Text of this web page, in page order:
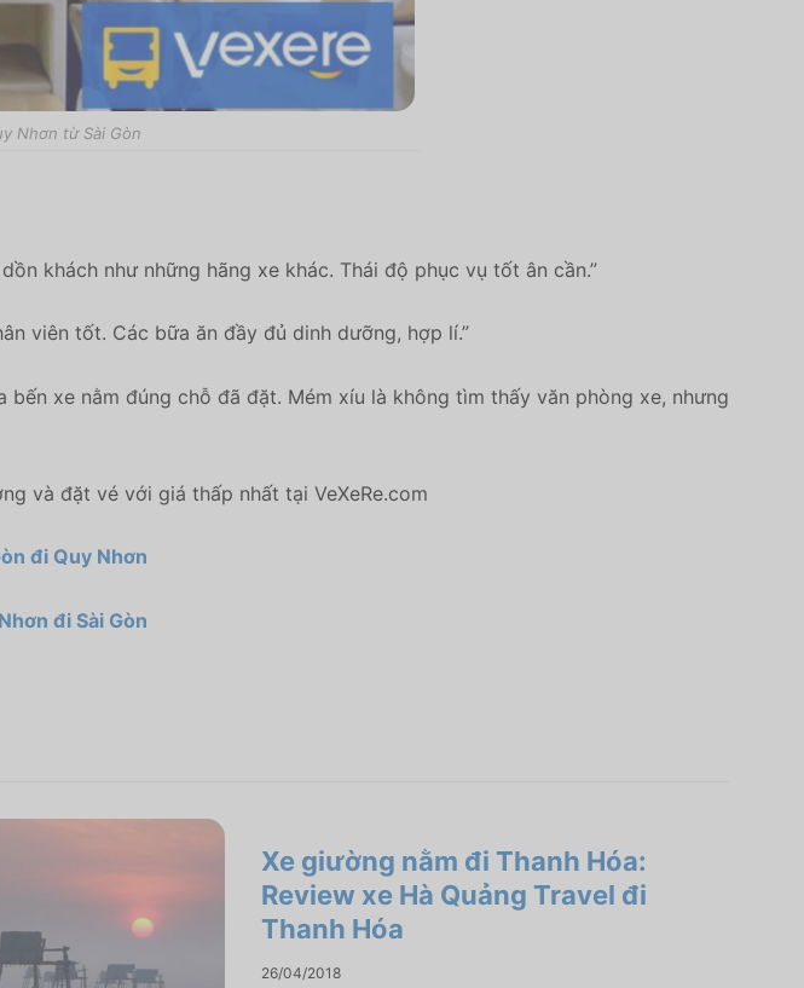
Nhơn từ Sài Gòn
khách như những hãng xe khác. Thái độ phục vụ tốt ân cần.”
viên tốt. Các bữa ăn đầy đủ dinh dưỡng, hợp lí.”
xe nằm đúng chỗ đã đặt. Mém xíu là không tìm thấy văn phòng xe, nhưng
và đặt vé với giá thấp nhất tại VeXeRe.com
đi Quy Nhơn
đi Sài Gòn
Xe giường nằm đi Thanh Hóa:
Review xe Hà Quảng Travel đi
Thanh Hóa
26/04/2018